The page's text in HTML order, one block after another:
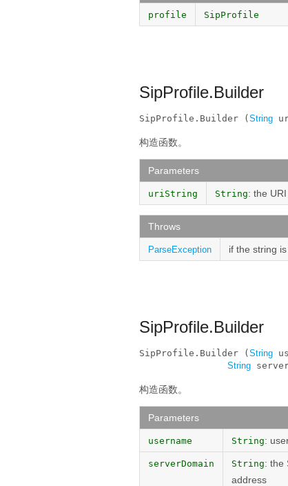
profile SipProfile
SipProfile.Builder
SipProfile.Builder ( String
构造函数。
Parameters
uriString String: the
Throws
ParseException if the string
SipProfile.Builder
SipProfile.Builder ( String
String
构造函数。
Parameters
username String:
serverDomain String: the
address